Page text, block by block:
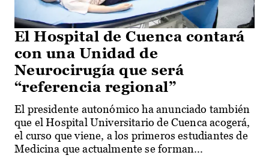
El Hospital de Cuenca contará
con una Unidad de
Neurocirugía que será
“referencia regional”
El presidente autonómico ha anunciado también
que el Hospital Universitario de Cuenca acogerá,
el curso que viene, a los primeros estudiantes de
Medicina que actualmente se forman...